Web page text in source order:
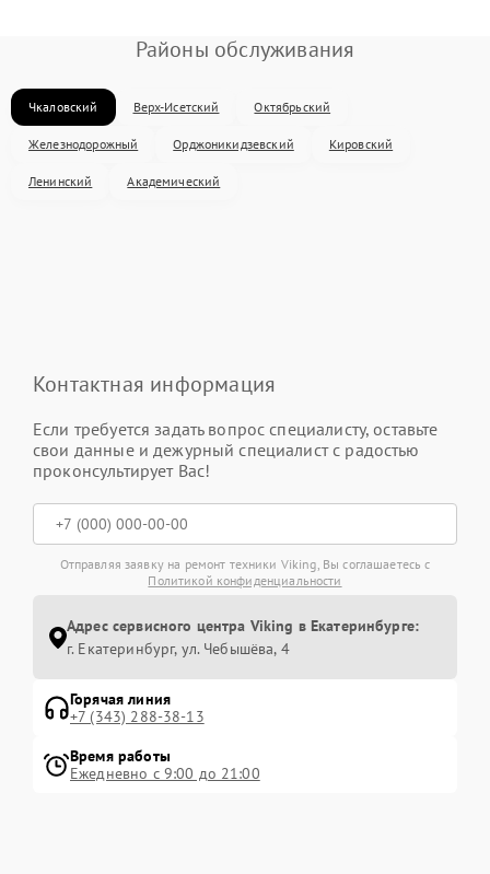
Районы обслуживания
Чкаловский Верх-Исетский Октябрьский
Железнодорожный Орджоникидзевский Кировский
Ленинский Академический
Контактная информация
Если требуется задать вопрос специалисту, оставьте
свои данные и дежурный специалист с радостью
проконсультирует Вас!
Отправляя заявку на ремонт техники Viking, Вы соглашаетесь с
Политикой конфиденциальности
Адрес сервисного центра Viking в Екатеринбурге:
г. Екатеринбург, ул. Чебышёва, 4
Горячая линия
+7 (343) 288-38-13
Время работы
Ежедневно с 9:00 до 21:00